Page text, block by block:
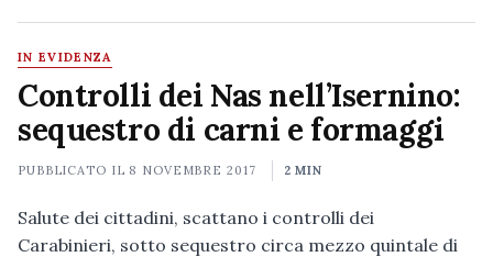
IN EVIDENZA
Controlli dei Nas nell’Isernino:
sequestro di carni e formaggi
PUBBLICATO IL 8 NOVEMBRE 2017 2 MIN
Salute dei cittadini, scattano i controlli dei
Carabinieri, sotto sequestro circa mezzo quintale di